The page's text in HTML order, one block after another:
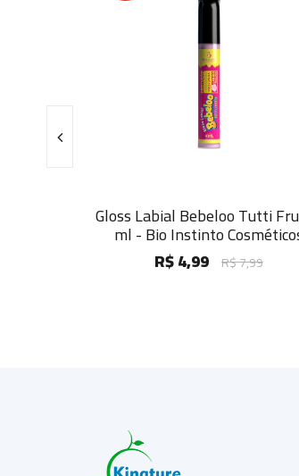
Gloss Labial Bebeloo Tutti Fruti 4
ml - Bio Instinto Cosméticos
R$ 4,99 R$ 7,99